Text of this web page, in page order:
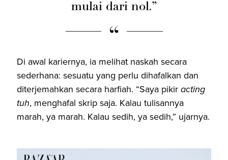
mulai dari nol.”
Di awal kariernya, ia melihat naskah secara
sederhana: sesuatu yang perlu dihafalkan dan
diterjemahkan secara harfiah. “Saya pikiracting
tuh, menghafal skrip saja. Kalau tulisannya
marah, ya marah. Kalau sedih, ya sedih,” ujarnya.